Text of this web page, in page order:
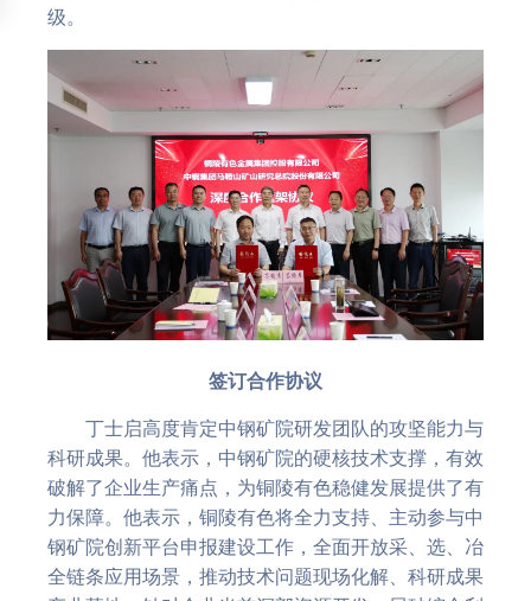
级。
签订合作协议
丁士启高度肯定中钢矿院研发团队的攻坚能力与
科研成果。他表示，中钢矿院的硬核技术支撑，有效
破解了企业生产痛点，为铜陵有色稳健发展提供了有
力保障。他表示，铜陵有色将全力支持、主动参与中
钢矿院创新平台申报建设工作，全面开放采、选、冶
全链条应用场景，推动技术问题现场化解、科研成果